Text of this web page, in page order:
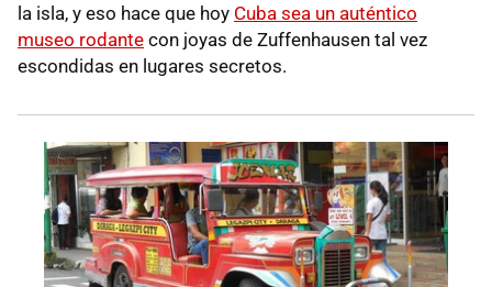
la isla, y eso hace que hoy Cuba sea un auténtico
museo rodante con joyas de Zuffenhausen tal vez
escondidas en lugares secretos.